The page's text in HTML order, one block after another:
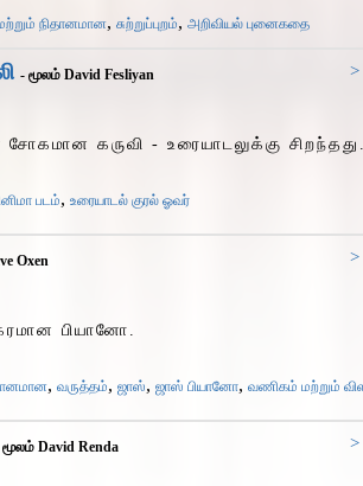
நிதானமான, சுற்றுப்புறம், அறிவியல் புனைகதை
- மூலம் David Fesliyan >
சோகமான கருவி - உரையாடலுக்கு சிறந்தது.
படம், உரையாடல் குரல் ஓவர்
Oxen >
பியானோ.
, வருத்தம், ஜாஸ், ஜாஸ் பியானோ, வணிகம் மற்றும்
மூலம் David Renda >